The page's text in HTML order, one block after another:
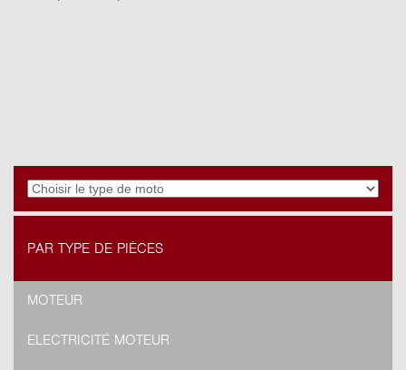
PAR TYPE DE PIÈCES
MOTEUR
ELECTRICITÉ MOTEUR